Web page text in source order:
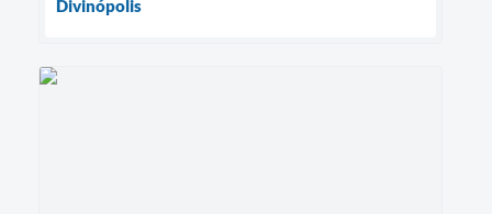
Divinópolis